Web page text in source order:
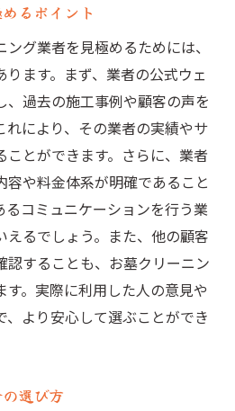
るポイント
グ業者を見極めるためには、
ます。まず、業者の公式ウェ
、過去の施工事例や顧客の声を
れにより、その業者の実績やサ
ことができます。さらに、業者
や料金体系が明確であること
るコミュニケーションを行う業
るでしょう。また、他の顧客
認することも、お墓クリーニン
。実際に利用した人の意見や
、より安心して選ぶことができ
選び方